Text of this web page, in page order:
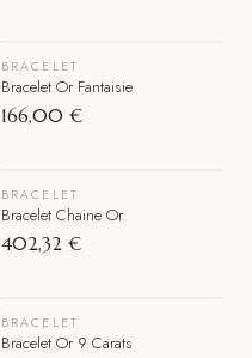
Épuisé
BRACELET
Bracelet Or Fantaisie
166,00 €
Épuisé
BRACELET
Bracelet Chaine Or
402,32 €
Épuisé
BRACELET
Bracelet Or 9 Carats